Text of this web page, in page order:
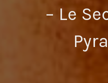
– Le